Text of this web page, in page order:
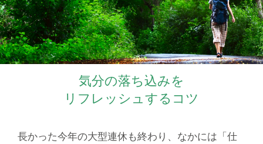
気分の落ち込みを
リフレッシュするコツ
長かった今年の大型連休も終わり、なかには「仕